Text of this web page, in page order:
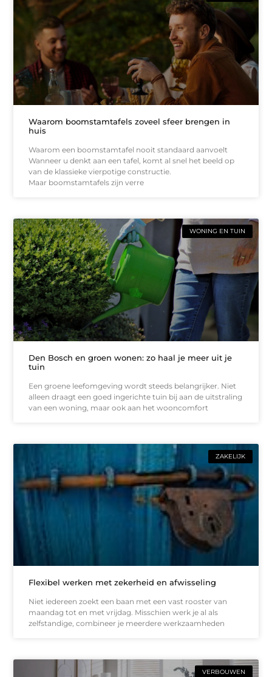
Waarom boomstamtafels zoveel sfeer brengen in
huis
Waarom een boomstamtafel nooit standaard aanvoelt
Wanneer u denkt aan een tafel, komt al snel het beeld op
van de klassieke vierpotige constructie.
Maar boomstamtafels zijn verre
WONING EN TUIN
Den Bosch en groen wonen: zo haal je meer uit je
tuin
Een groene leefomgeving wordt steeds belangrijker. Niet
alleen draagt een goed ingerichte tuin bij aan de uitstraling
van een woning, maar ook aan het wooncomfort
ZAKELIJK
Flexibel werken met zekerheid en afwisseling
Niet iedereen zoekt een baan met een vast rooster van
maandag tot en met vrijdag. Misschien werk je al als
zelfstandige, combineer je meerdere werkzaamheden
VERBOUWEN